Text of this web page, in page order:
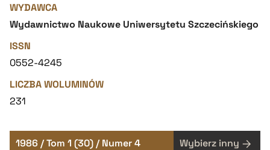
WYDAWCA
Wydawnictwo Naukowe Uniwersytetu Szczecińskiego
ISSN
0552-4245
LICZBA WOLUMINÓW
231
1986 / Tom 1 (30) / Numer 4 Wybierz inny